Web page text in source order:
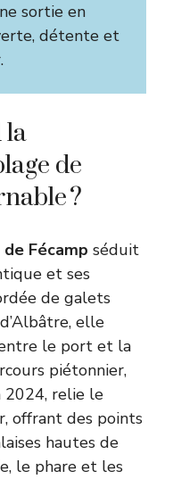
sortie en
détente et
la
de
?
Fécamp séduit
et ses
de galets
elle
le port et la
piétonnier,
2024, relie le
offrant des points
hautes de
le phare et les